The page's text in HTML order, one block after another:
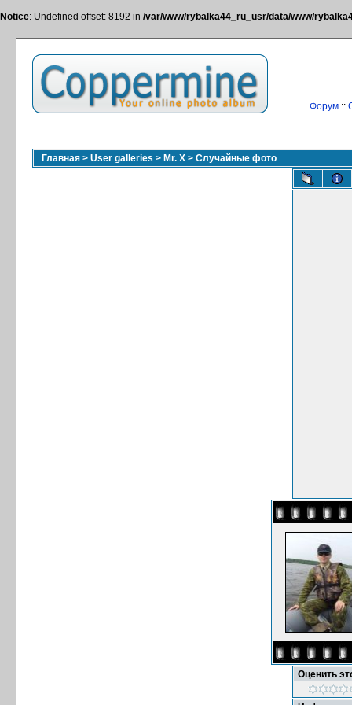
Notice: Undefined offset: 8192 in /var/www/rybalka44_ru_usr/data/www/
Форум::
Главная > User galleries > Mr. X > Случайные фото
Оценить